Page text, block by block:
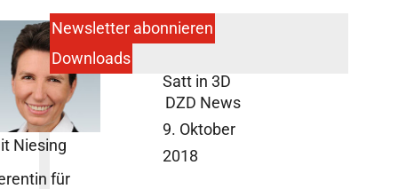
Satt in 3D
DZD News
9. Oktober
2018
Niesing
für
Newsletter abonnieren
Downloads